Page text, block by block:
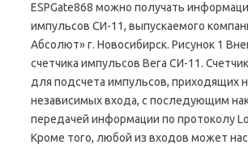
ESPGate868 можно получать
импульсов СИ-11, выпускаемого
Абсолют» г. Новосибирск. Рисунок 1
счетчика импульсов Вега СИ-11.
для подсчета импульсов, приходящих
независимых входа, с последующим
передачей информации по протоколу
Кроме того, любой из входов может